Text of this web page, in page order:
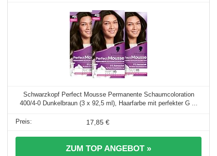
Schwarzkopf Perfect Mousse Permanente Schaumcoloration
400/4-0 Dunkelbraun (3 x 92,5 ml), Haarfarbe mit perfekter G ...
17,85 €
ZUM TOP ANGEBOT »